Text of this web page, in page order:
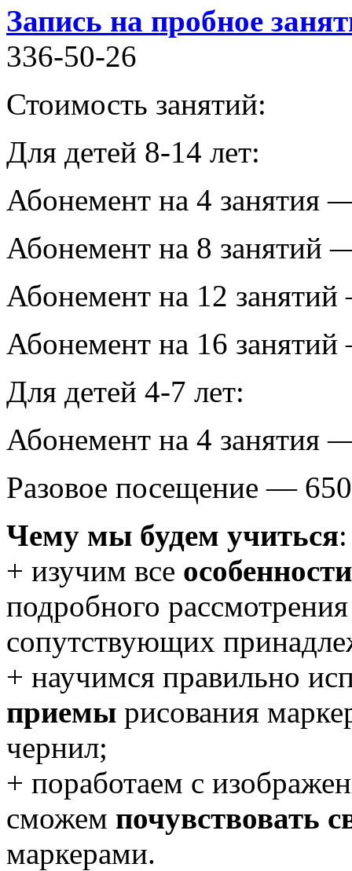
Запись на пробное
336-50-26
Стоимость занятий:
Для детей 8-14 лет:
Абонемент на 4 занятия
Абонемент на 8 занятий
Абонемент на 12
Абонемент на 16
Для детей 4-7 лет:
Абонемент на 4 занятия
Разовое посещение —
Чему мы будем учиться:
+ изучим все
подробного
сопутствующих
+ научимся правильно
приемы рисования
чернил;
+ поработаем с
сможем почувствовать
маркерами.